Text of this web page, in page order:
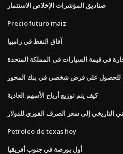
صناديق المؤشرات الإخلاص الاستثمار
Precio futuro maiz
آفاق النفط في زامبيا
في قيمة السيارات في المملكة المتحدة
للحصول على قرض شخصي في بنك المحور
كيف يتم توزيع أرباح الأسهم العادية
التاريخي إلى سعر الصرف الفوري للدولار
Petroleo de texas hoy
أول بورصة في جنوب أفريقيا